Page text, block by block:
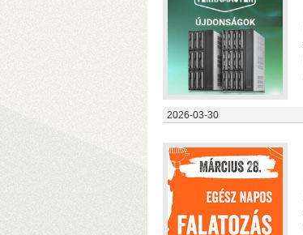
2026-03-30